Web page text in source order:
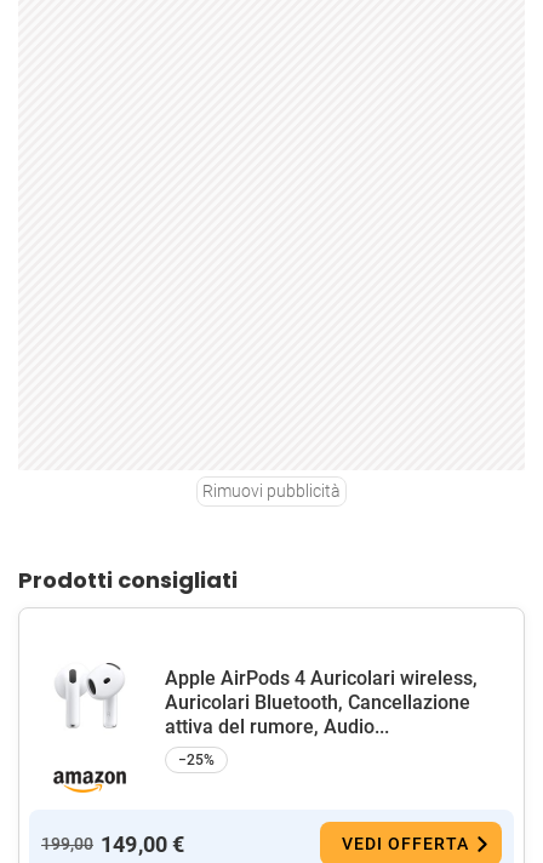
Rimuovi pubblicità
Prodotti consigliati
Apple AirPods 4 Auricolari wireless,
Auricolari Bluetooth, Cancellazione
attiva del rumore, Audio...
−25%
199,00 149,00 € VEDI OFFERTA